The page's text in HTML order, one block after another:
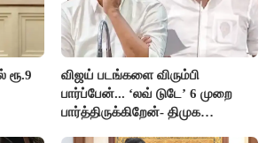
ரூ.9
விஜய் படங்களை விரும்பி
பார்ப்பேன்... ‘லவ் டுடே’ 6 முறை
பார்த்திருக்கிறேன்- திமுக